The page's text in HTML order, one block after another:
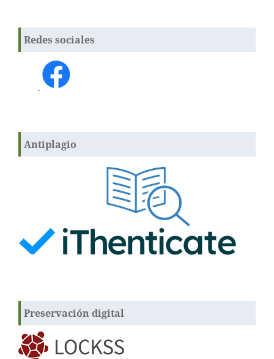
Redes sociales
.
Antiplagio
Preservación digital